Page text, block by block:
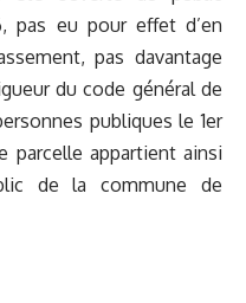
pas eu pour effet d’en
pas davantage
du code général de
publiques le 1er
parcelle appartient ainsi
de la commune de